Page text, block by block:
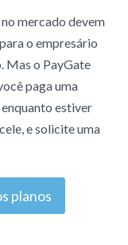
mercado devem
o empresário
Mas o PayGate
paga uma
estiver
e solicite uma
planos